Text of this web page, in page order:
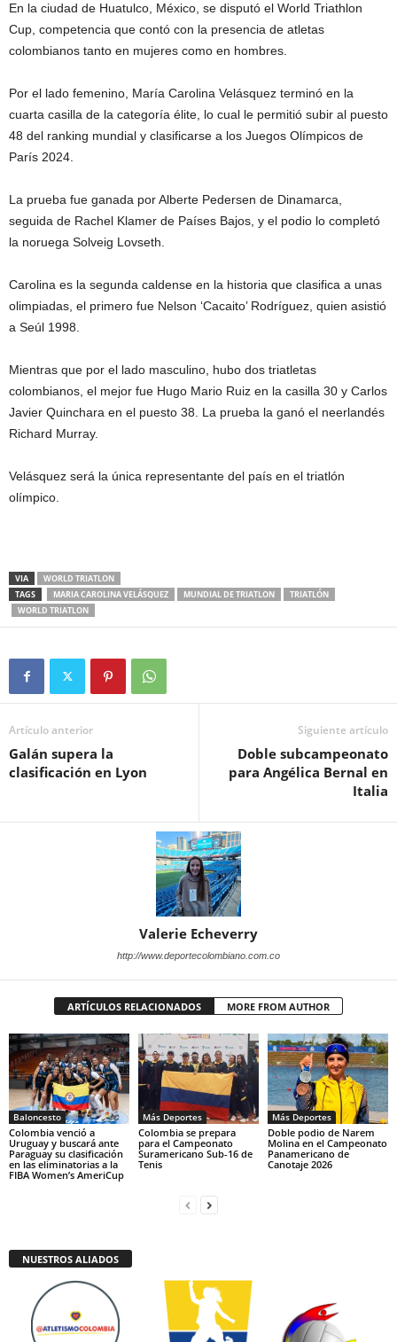
En la ciudad de Huatulco, México, se disputó el World Triathlon
Cup, competencia que contó con la presencia de atletas
colombianos tanto en mujeres como en hombres.
Por el lado femenino, María Carolina Velásquez terminó en la
cuarta casilla de la categoría élite, lo cual le permitió subir al puesto
48 del ranking mundial y clasificarse a los Juegos Olímpicos de
París 2024.
La prueba fue ganada por Alberte Pedersen de Dinamarca,
seguida de Rachel Klamer de Países Bajos, y el podio lo completó
la noruega Solveig Lovseth.
Carolina es la segunda caldense en la historia que clasifica a unas
olimpiadas, el primero fue Nelson ‘Cacaito’ Rodríguez, quien asistió
a Seúl 1998.
Mientras que por el lado masculino, hubo dos triatletas
colombianos, el mejor fue Hugo Mario Ruiz en la casilla 30 y Carlos
Javier Quinchara en el puesto 38. La prueba la ganó el neerlandés
Richard Murray.
Velásquez será la única representante del país en el triatlón
olímpico.
VIA
WORLD TRIATLON
TAGS
MARIA CAROLINA VELÁSQUEZ MUNDIAL DE TRIATLON
TRIATLÓN
WORLD TRIATLON
Artículo anterior
Galán supera la
clasificación en Lyon
Siguiente artículo
Doble subcampeonato
para Angélica Bernal en
Italia
Valerie Echeverry
http://www.deportecolombiano.com.co
ARTÍCULOS RELACIONADOS MORE FROM AUTHOR
Baloncesto
Colombia venció a
Uruguay y buscará ante
Paraguay su clasificación
en las eliminatorias a la
FIBA Women’s AmeriCup
Más Deportes
Colombia se prepara
para el Campeonato
Suramericano Sub-16 de
Tenis
Más Deportes
Doble podio de Narem
Molina en el Campeonato
Panamericano de
Canotaje 2026
NUESTROS ALIADOS